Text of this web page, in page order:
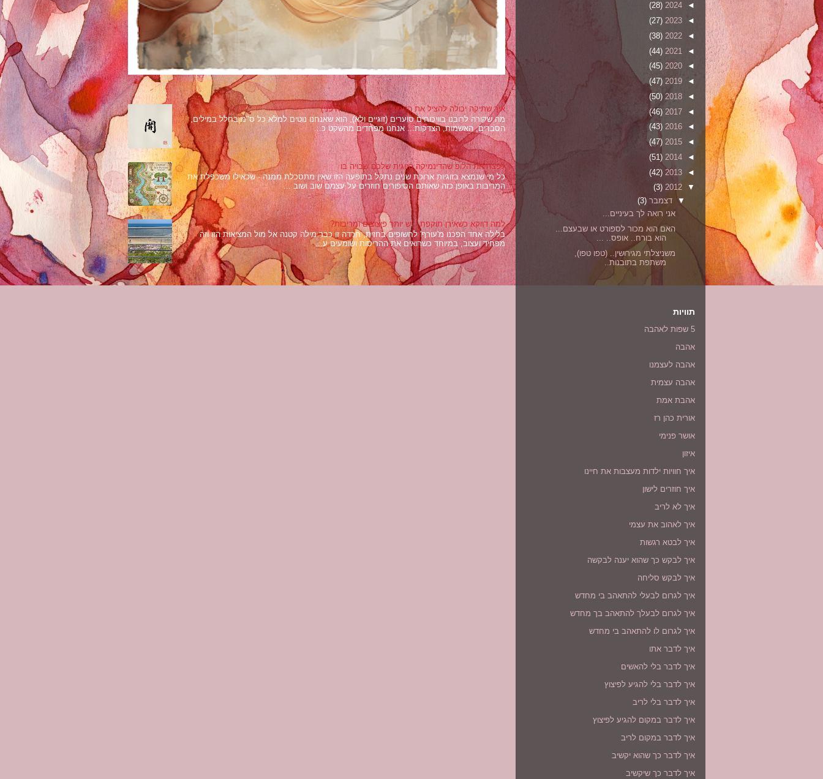
איך שתיקה יכולה להציל את הזוגיות שלכם? (הסוד היפני)
מה שקורה לרובנו בוויכוחים סוערים (זוגיים ולא), הוא שאנחנו נוטים למלא כל ס"מ בחלל במילים,
הסברים, האשמות, הצדקות... אנחנו מפחדים מהשקט כ...
לפצח את הלופ שהדינמיקה הזוגית שלכם שבויה בו
כל מי שנמצא בזוגיות ארוכת שנים נתקל בתופעה הזו שאין מתסכלת ממנה - שכאילו משכפלת את
המריבות באופן כזה שאותם הסיפורים חוזרים על עצמם שוב ושוב ...
למה דווקא כשאירן תוקפת - יש יותר פיצוצים ומריבות?
בלילה אחד הפכנו מ'עורף' לחשופים בחזית, חרדה זו כבר מילה קטנה אל מול המציאות הזו וזה
מפחיד ועצוב, במיוחד כשרואים את ההריסות ושומעים ע...
◄
2024
(28)
◄
2023
(27)
◄
2022
(38)
◄
2021
(44)
◄
2020
(45)
◄
2019
(47)
◄
2018
(50)
◄
2017
(46)
◄
2016
(43)
◄
2015
(47)
◄
2014
(51)
◄
2013
(42)
▼
2012
(3)
▼ דצמבר (3)
אני רואה לך בעיניים...
האם הוא מכור לספורט או שבעצם...
הוא בורח.. אופס.. ...
משניצלתי מגירושין.. (טפו טפו),
משתפת בתובנות..
תוויות
5 שפות לאהבה
אהבה
אהבה לעצמנו
אהבה עצמית
אהבת אמת
אורית כהן רז
אושר פנימי
איזון
איך חוויות ילדות מעצבות את חיינו
איך חוזרים לישון
איך לא לריב
איך לאהוב את עצמי
איך לבטא רגשות
איך לבקש כך שהוא יענה לבקשה
איך לבקש סליחה
איך לגרום לבעלי להתאהב בי מחדש
איך לגרום לבעלך להתאהב בך מחדש
איך לגרום לו להתאהב בי מחדש
איך לדבר אתו
איך לדבר בלי להאשים
איך לדבר בלי להגיע לפיצוץ
איך לדבר בלי לריב
איך לדבר במקום להגיע לפיצוץ
איך לדבר במקום לריב
איך לדבר כך שהוא יקשיב
איך לדבר כך שיקשיב